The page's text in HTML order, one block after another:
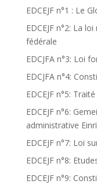
EDCEJF n°1 : Le
EDCEJF n°2: La
fédérale
EDCJFA n°3: Loi
EDCJFA n°4:
EDCEJF n°5:
EDCEJF n°6:
administrative
EDCEJF n°7: Loi
EDCEJF n°8:
EDCEJF n°9: